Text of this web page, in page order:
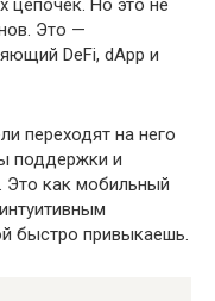
цепочек. Но это не
Это —
DeFi, dApp и
переходят на него
поддержки и
Это как мобильный
быстро привыкаешь.